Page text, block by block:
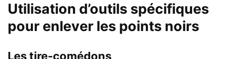
Utilisation d’outils spécifiques
pour enlever les points noirs
Les tire-comédons